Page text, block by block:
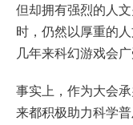
但却拥有强烈的人
时，仍然以厚重的
几年来科幻游戏会
事实上，作为大会
来都积极助力科学